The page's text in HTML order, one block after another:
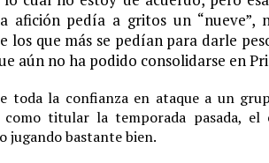
afición pedía a gritos un
los que más se pedían para darle
aún no ha podido consolidarse en
toda la confianza en ataque a un
titular la temporada pasada,
jugando bastante bien.